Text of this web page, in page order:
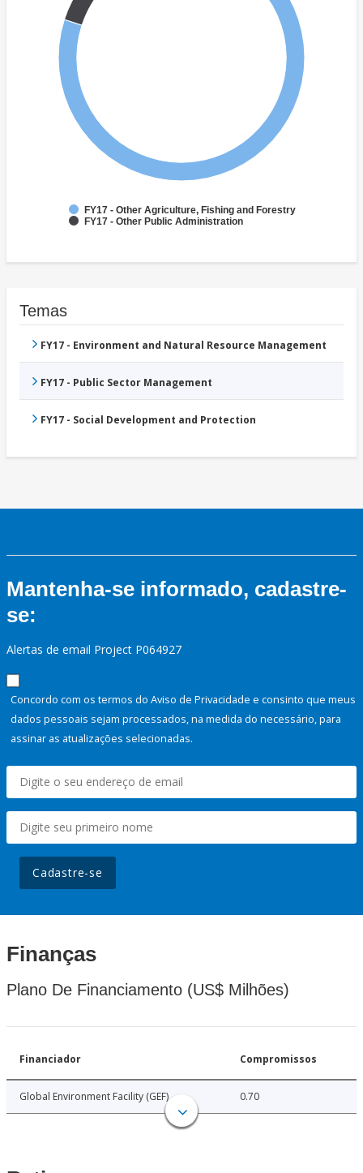
FY17 - Other Agriculture, Fishing and Forestry
FY17 - Other Public Administration
Temas
FY17 - Environment and Natural Resource Management
FY17 - Public Sector Management
FY17 - Social Development and Protection
Mantenha-se informado, cadastre-
se:
Alertas de email Project P064927
Concordo com os termos do Aviso de Privacidade e consinto que meus
dados pessoais sejam processados, na medida do necessário, para
assinar as atualizações selecionadas.
Cadastre-se
Finanças
Plano De Financiamento (US$ Milhões)
Financiador Compromissos
Global Environment Facility (GEF) 0.70